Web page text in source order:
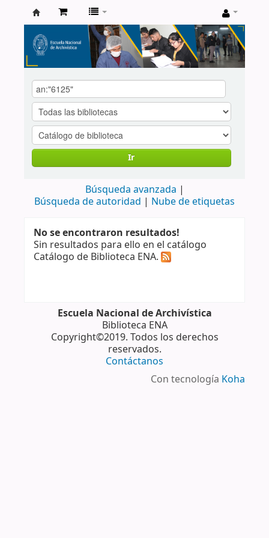
Catálogo
de
Biblioteca
ENA
Ir
Búsqueda avanzada
Búsqueda de autoridad
Nube de etiquetas
No se encontraron resultados!
Sin resultados para ello en el catálogo
Catálogo de Biblioteca ENA.
Escuela Nacional de Archivística
Biblioteca ENA
Copyright©2019. Todos los derechos
reservados.
Contáctanos
Con tecnología Koha